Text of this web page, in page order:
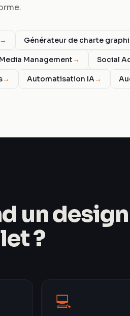
→ Générateur de charte
Management→ Social
→ Automatisation IA→
un design
?
💻